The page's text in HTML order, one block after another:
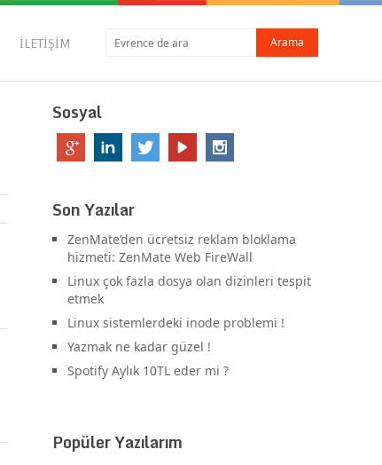
İLETIŞIM
Sosyal
Son Yazılar
ZenMate’den ücretsiz reklam bloklama
hizmeti: ZenMate Web FireWall
Linux çok fazla dosya olan dizinleri tespit
etmek
Linux sistemlerdeki inode problemi !
Yazmak ne kadar güzel !
Spotify Aylık 10TL eder mi ?
Popüler Yazılarım